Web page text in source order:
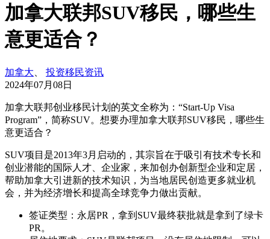
加拿大联邦SUV移民，哪些生
意更适合？
加拿大
投资移民资讯
2024年07月08日
加拿大联邦创业移民计划的英文全称为：“Start-Up Visa
Program”，简称SUV。想要办理加拿大联邦SUV移民，哪些生
意更适合？
SUV项目是2013年3月启动的，其宗旨在于吸引有技术专长和
创业潜能的国际人才、企业家，来加创办创新型企业和定居，
帮助加拿大引进新的技术知识，为当地居民创造更多就业机
会，并为经济增长和提高全球竞争力做出贡献。
签证类型：永居PR，拿到SUV最终获批就是拿到了绿卡
PR。